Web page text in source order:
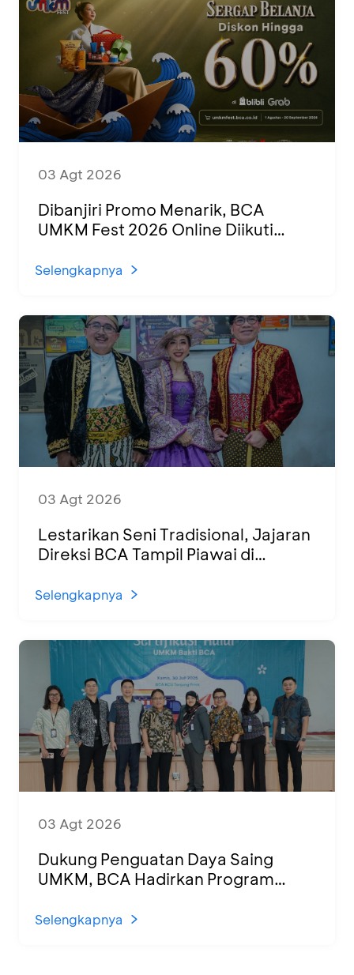
03 Agt 2026
Dibanjiri Promo Menarik, BCA
UMKM Fest 2026 Online Diikuti
Selengkapnya
03 Agt 2026
Lestarikan Seni Tradisional, Jajaran
Direksi BCA Tampil Piawai di
Selengkapnya
03 Agt 2026
Dukung Penguatan Daya Saing
UMKM, BCA Hadirkan Program
di KCU Tanjung Priok
Selengkapnya